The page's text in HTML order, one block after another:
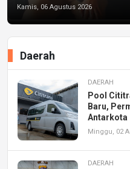
Kamis, 06 Agustus 2026
Daerah
DAERAH
Pool
Baru,
Antarkota
Minggu, 02
DAERAH